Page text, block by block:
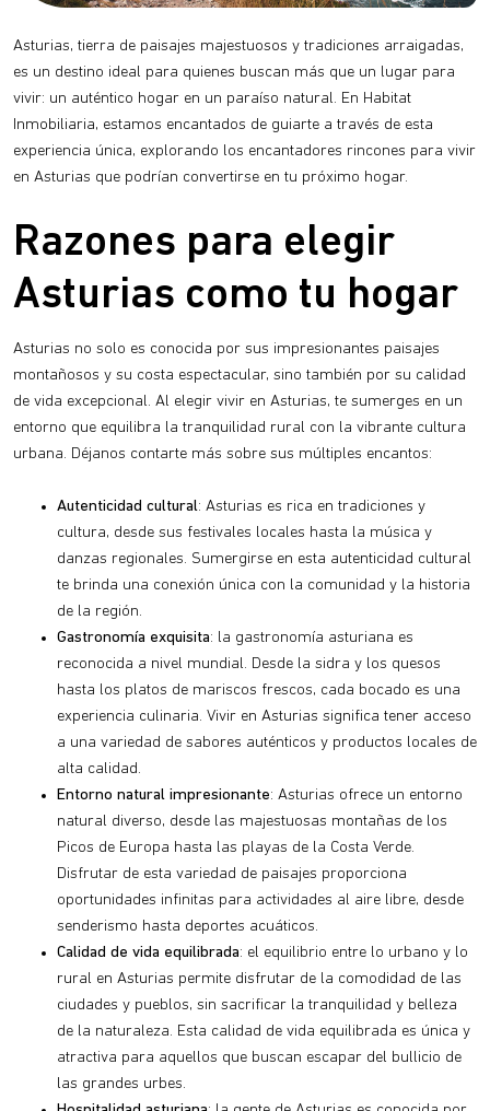
Asturias, tierra de paisajes majestuosos y tradiciones arraigadas,
es un destino ideal para quienes buscan más que un lugar para
vivir: un auténtico hogar en un paraíso natural. En Habitat
Inmobiliaria, estamos encantados de guiarte a través de esta
experiencia única, explorando los encantadores rincones para vivir
en Asturias que podrían convertirse en tu próximo hogar.
Razones para elegir
Asturias como tu hogar
Asturias no solo es conocida por sus impresionantes paisajes
montañosos y su costa espectacular, sino también por su calidad
de vida excepcional. Al elegir vivir en Asturias, te sumerges en un
entorno que equilibra la tranquilidad rural con la vibrante cultura
urbana. Déjanos contarte más sobre sus múltiples encantos:
Autenticidad cultural: Asturias es rica en tradiciones y
cultura, desde sus festivales locales hasta la música y
danzas regionales. Sumergirse en esta autenticidad cultural
te brinda una conexión única con la comunidad y la historia
de la región.
Gastronomía exquisita: la gastronomía asturiana es
reconocida a nivel mundial. Desde la sidra y los quesos
hasta los platos de mariscos frescos, cada bocado es una
experiencia culinaria. Vivir en Asturias significa tener acceso
a una variedad de sabores auténticos y productos locales de
alta calidad.
Entorno natural impresionante: Asturias ofrece un entorno
natural diverso, desde las majestuosas montañas de los
Picos de Europa hasta las playas de la Costa Verde.
Disfrutar de esta variedad de paisajes proporciona
oportunidades infinitas para actividades al aire libre, desde
senderismo hasta deportes acuáticos.
Calidad de vida equilibrada: el equilibrio entre lo urbano y lo
rural en Asturias permite disfrutar de la comodidad de las
ciudades y pueblos, sin sacrificar la tranquilidad y belleza
de la naturaleza. Esta calidad de vida equilibrada es única y
atractiva para aquellos que buscan escapar del bullicio de
las grandes urbes.